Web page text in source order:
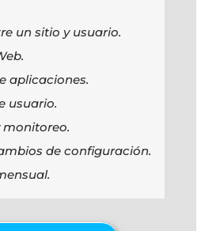
un sitio y usuario.
aplicaciones.
usuario.
monitoreo.
de configuración.